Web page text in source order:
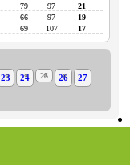
79 97
21
66 97
19
69 107 17
23 24 25 26
27